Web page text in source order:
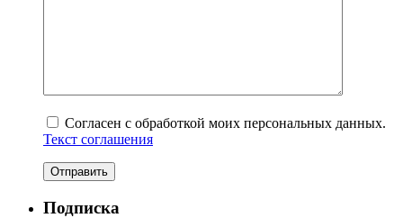
Согласен с обработкой моих персональных данных.
Текст соглашения
Подписка